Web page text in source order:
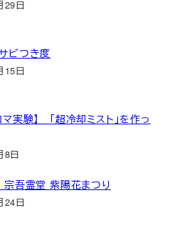
29日
ビつき度
15日
マ実験】 「超冷却ミスト」を作っ
8日
吾霊堂 紫陽花まつり
24日